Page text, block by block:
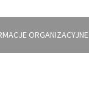
ORGANIZACYJNE